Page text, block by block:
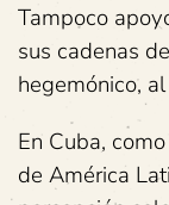
Tampoco
sus cadenas
hegemónico,
En Cuba,
de América